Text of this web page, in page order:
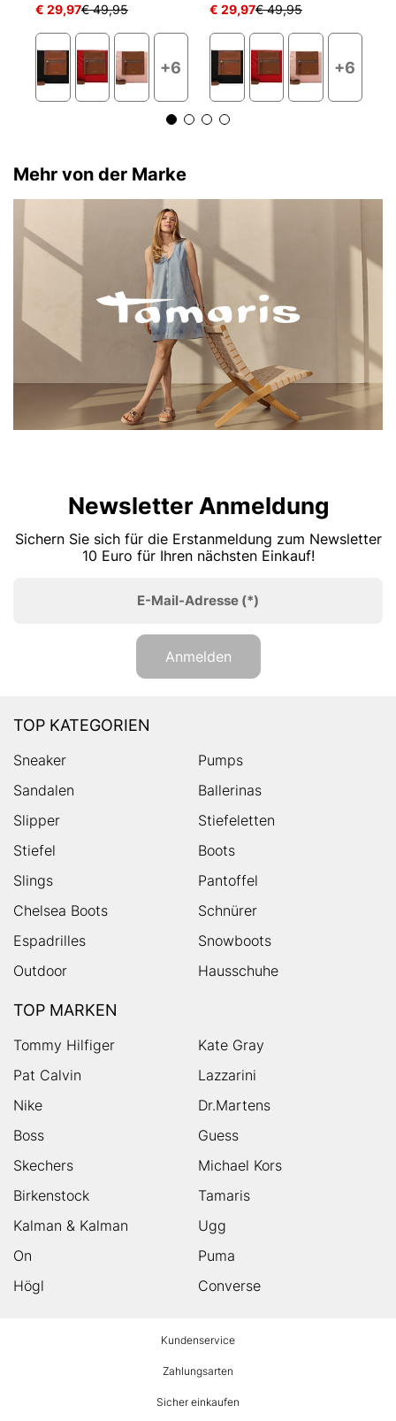
€ 29,97€ 49,95
+6
€ 29,97€ 49,95
+6
Mehr von der Marke
Newsletter Anmeldung
Sichern Sie sich für die Erstanmeldung zum Newsletter
10 Euro für Ihren nächsten Einkauf!
E-Mail-Adresse (*)
Anmelden
TOP KATEGORIEN
Sneaker
Pumps
Sandalen
Ballerinas
Slipper
Stiefeletten
Stiefel
Boots
Slings
Pantoffel
Chelsea Boots
Schnürer
Espadrilles
Snowboots
Outdoor
Hausschuhe
TOP MARKEN
Tommy Hilfiger
Kate Gray
Pat Calvin
Lazzarini
Nike
Dr.Martens
Boss
Guess
Skechers
Michael Kors
Birkenstock
Tamaris
Kalman & Kalman
Ugg
On
Puma
Högl
Converse
Kundenservice
Zahlungsarten
Sicher einkaufen